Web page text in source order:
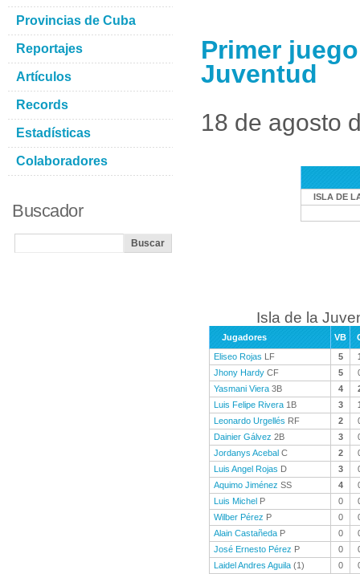
Primer
Juventud
18 de agosto
ISLA DE
Isla de la
Jugadores VB
Eliseo Rojas LF 5
Jhony Hardy CF 5
Yasmani Viera 3B 4
Luis Felipe Rivera 1B 3
Leonardo Urgellés RF 2
Dainier Gálvez 2B 3
Jordanys Acebal C 2
Luis Angel Rojas D 3
Aquimo Jiménez SS 4
Luis Michel P 0
Wilber Pérez P 0
Alain Castañeda P 0
José Ernesto Pérez P 0
Laidel Andres Aguila (1) 0
Provincias de Cuba
Reportajes
Artículos
Records
Estadísticas
Colaboradores
Buscador